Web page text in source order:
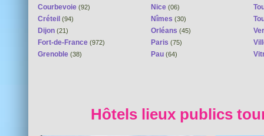
Courbevoie (92)
Créteil (94)
Dijon (21)
Fort-de-France (972)
Grenoble (38)
Nice (06)
Nîmes (30)
Orléans (45)
Paris (75)
Pau (64)
Hôtels lieux publics